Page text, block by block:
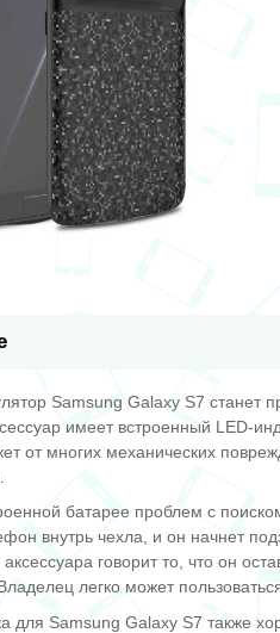
Samsung Galaxy S7
имеет встроенный LED-
от многих механических
батарее проблем с
внутрь чехла, и он начнет
аксессуара говорит то, что он
легко может
для Samsung Galaxy S7 также